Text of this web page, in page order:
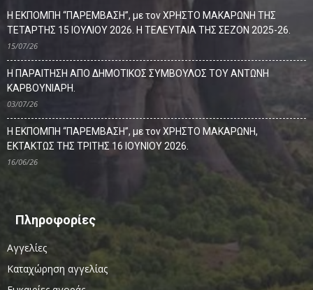
Η ΕΚΠΟΜΠΗ “ΠΑΡΕΜΒΑΣΗ”, με τον ΧΡΗΣΤΟ ΜΑΚΑΡΩΝΗ ΤΗΣ
ΤΕΤΑΡΤΗΣ 15 ΙΟΥΛΙΟΥ 2026. Η ΤΕΛΕΥΤΑΙΑ ΤΗΣ ΣΕΖΟΝ 2025-26.
15/07/26
Η ΠΑΡΑΙΤΗΣΗ ΑΠΟ ΔΗΜΟΤΙΚΟΣ ΣΥΜΒΟΥΛΟΣ ΤΟΥ ΑΝΤΩΝΗ
ΚΑΡΒΟΥΝΙΑΡΗ.
03/07/26
Η ΕΚΠΟΜΠΗ “ΠΑΡΕΜΒΑΣΗ”, με τον ΧΡΗΣΤΟ ΜΑΚΑΡΩΝΗ,
ΕΚΤΑΚΤΩΣ ΤΗΣ ΤΡΙΤΗΣ 16 ΙΟΥΝΙΟΥ 2026.
16/06/26
Πληροφορίες
Αγγελίες
Καταχώρηση αγγελίας